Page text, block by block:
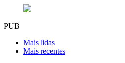
PUB
Mais lidas
Mais recentes